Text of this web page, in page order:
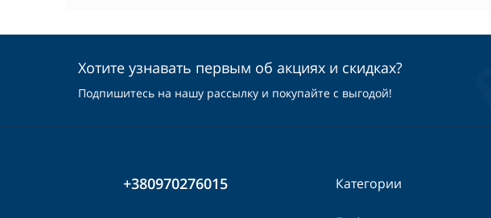
Хотите узнавать первым об акциях и скидках?
Подпишитесь на нашу рассылку и покупайте с выгодой!
+380970276015 Категории